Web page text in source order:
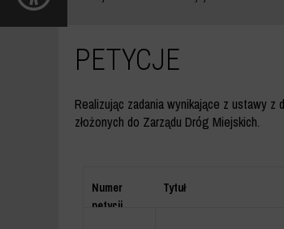
ZDM
WARSZAWA
PETYCJE
Realizując zadania wynikające z ustawy z
złożonych do Zarządu Dróg Miejskich.
Numer
petycji
Tytuł